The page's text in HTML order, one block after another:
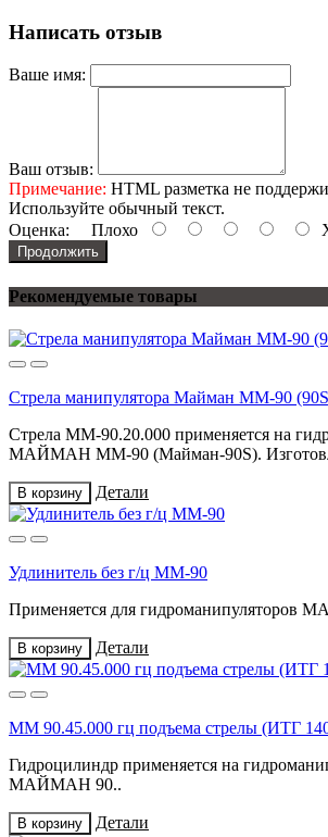
Написать отзыв
Ваше имя:
Ваш отзыв:
Примечание: HTML разметка не
Используйте обычный текст.
Оценка: Плохо
Продолжить
Рекомендуемые товары
Стрела манипулятора Майман ММ-90
Стрела ММ-90.20.000 применяется на
МАЙМАН ММ-90 (Майман-90S).
В корзину Детали
Удлинитель без г/ц ММ-90
Применяется для
В корзину Детали
ММ 90.45.000 гц подъема стрелы (ИТГ
Гидроцилиндр применяется на
МАЙМАН 90..
В корзину Детали